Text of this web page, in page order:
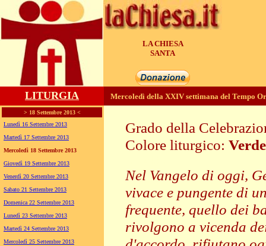
LA CHIESA
GENERA
LITURGIA
> 18 Settembre 2013 <
Lunedì 16 Settembre 2013
Martedì 17 Settembre 2013
Mercoledì 18 Settembre 2013
Giovedì 19 Settembre 2013
Venerdì 20 Settembre 2013
Sabato 21 Settembre 2013
Domenica 22 Settembre 2013
Lunedì 23 Settembre 2013
Martedì 24 Settembre 2013
Mercoledì 25 Settembre 2013
Mercoledì della XXIV settimana del Tempo
Grado della
Colore liturgico: Verde
Nel Vangelo di oggi,
vivace e pungente di
frequente, quello dei
rivolgono a vicenda